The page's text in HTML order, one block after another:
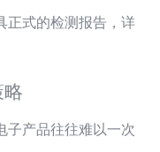
正式的检测报告，详
子产品往往难以一次